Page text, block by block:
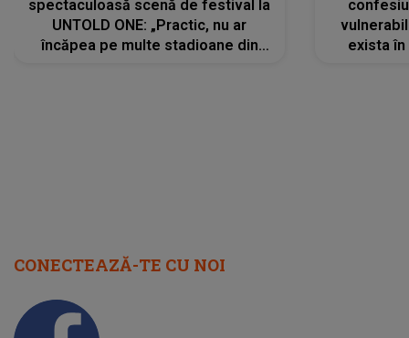
spectaculoasă scenă de festival la
UNTOLD ONE: „Practic, nu ar
încăpea pe multe stadioane din
exista
CONECTEAZĂ-TE CU NOI